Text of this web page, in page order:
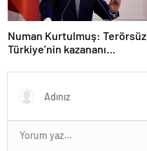
Numan Kurtulmuş: Terörsüz
Türkiye’nin kazananı